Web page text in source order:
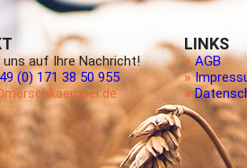
uns auf Ihre Nachricht!
(0) 171 38 50 955
LINKS
» AGB
»
»